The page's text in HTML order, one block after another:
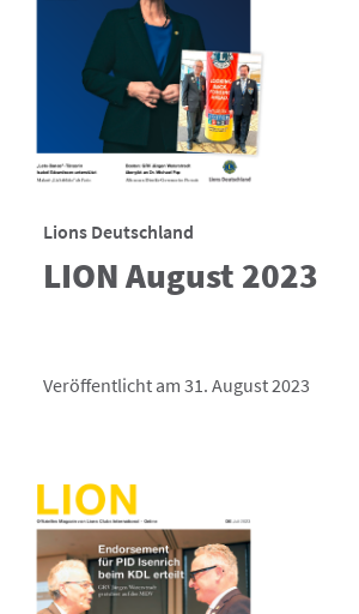
Lions Deutschland
LION August 2023
Veröffentlicht am 31. August 2023